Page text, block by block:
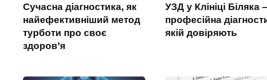
Сучасна діагностика, як
найефективніший метод
турботи про своє
здоров’я
УЗД у Клініці Біляка –
професійна
якій довіряють